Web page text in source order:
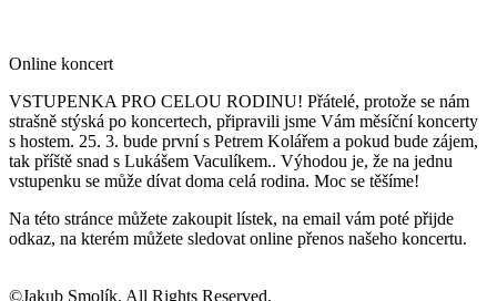
Online koncert
VSTUPENKA PRO CELOU RODINU! Přátelé, protože se nám
strašně stýská po koncertech, připravili jsme Vám měsíční koncerty
s hostem. 25. 3. bude první s Petrem Kolářem a pokud bude zájem,
tak příště snad s Lukášem Vaculíkem.. Výhodou je, že na jednu
vstupenku se může dívat doma celá rodina. Moc se těšíme!
Na této stránce můžete zakoupit lístek, na email vám poté přijde
odkaz, na kterém můžete sledovat online přenos našeho koncertu.
©Jakub Smolík. All Rights Reserved.